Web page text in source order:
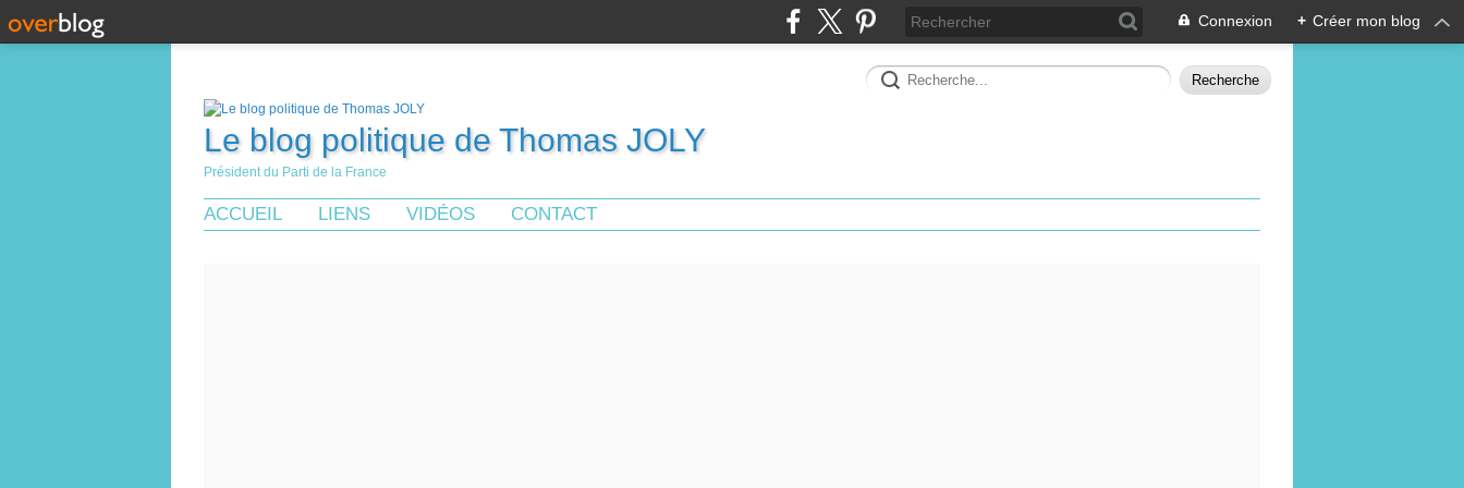
Connexion + Créer mon blog
Le blog politique de Thomas JOLY
Président du Parti de la France
ACCUEIL LIENS VIDÉOS CONTACT